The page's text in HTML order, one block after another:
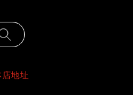
店地址